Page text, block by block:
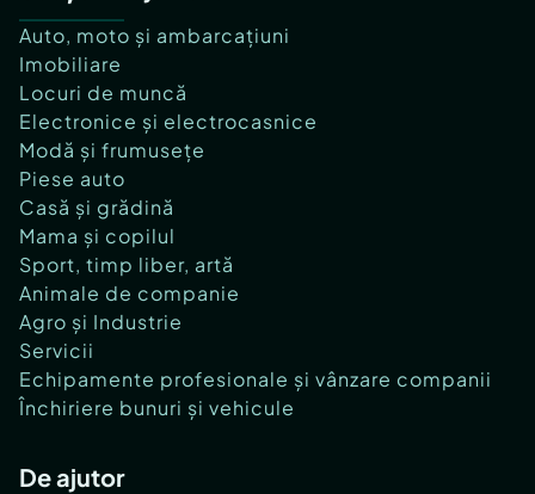
Auto, moto și ambarcațiuni
Imobiliare
Locuri de muncă
Electronice și electrocasnice
Modă și frumusețe
Piese auto
Casă și grădină
Mama și copilul
Sport, timp liber, artă
Animale de companie
Agro și Industrie
Servicii
Echipamente profesionale și vânzare companii
Închiriere bunuri și vehicule
De ajutor